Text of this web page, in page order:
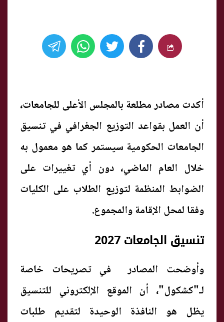
أكدت مصادر مطلعة بالمجلس الأعلى للجامعات،
أن العمل بقواعد التوزيع الجغرافي في تنسيق
الجامعات الحكومية سيستمر كما هو معمول به
خلال العام الماضي، دون أي تغييرات على
الضوابط المنظمة لتوزيع الطلاب على الكليات
وفقا لمحل الإقامة والمجموع.
تنسيق الجامعات 2027
وأوضحت المصادر في تصريحات خاصة
لـ"كشكول"، أن الموقع الإلكتروني للتنسيق
يظل هو النافذة الوحيدة لتقديم طلبات